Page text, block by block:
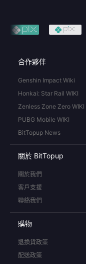
合作夥伴
Genshin Impact Wiki
Honkai: Star Rail WIKI
Zenless Zone Zero WIKI
PUBG Mobile WIKI
BitTopup News
關於 BitTopup
關於我們
客戶支援
聯絡我們
購物
退換貨政策
配送政策